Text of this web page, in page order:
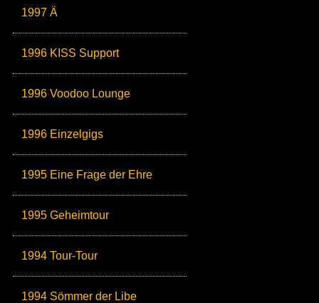
1997 Ä
1996 KISS Support
1996 Voodoo Lounge
1996 Einzelgigs
1995 Eine Frage der Ehre
1995 Geheimtour
1994 Tour-Tour
1994 Sömmer der Libe